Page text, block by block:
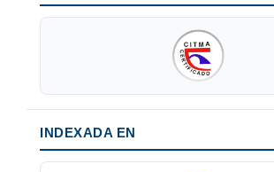
INDEXADA EN